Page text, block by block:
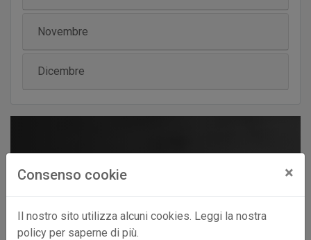
Consenso cookie ×
Il nostro sito utilizza alcuni cookies. Leggi la nostra
policy per saperne di più.
Novembre
Dicembre
IL VERBO E’ LUCE